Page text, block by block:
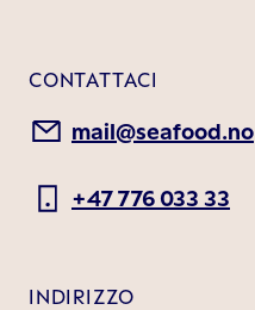
CONTATTACI
mail@seafood.no
+47 776 033 33
INDIRIZZO